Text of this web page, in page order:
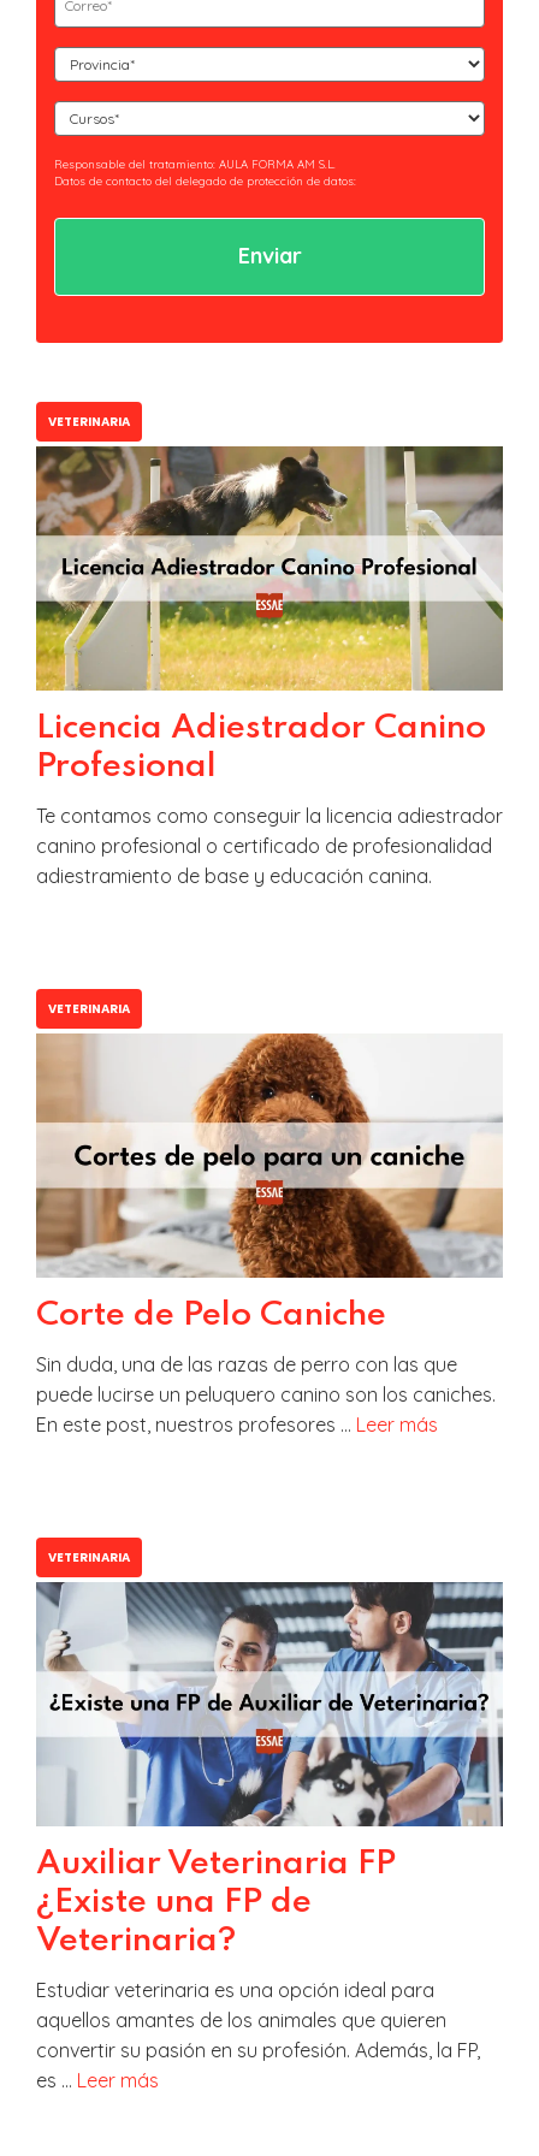
(Obligatorio)
Curso
Cursos
Responsable del tratamiento: AULA FORMA AM S.L.
Datos de contacto del delegado de protección de datos:
Legitimación: Tratamientos sometidos al cumplimiento de obligación legal
los derechos reconocidos por la normativa aplicable en la política de
VETERINARIA
Licencia Adiestrador Canino
Profesional
Te contamos como conseguir la licencia adiestrador
canino profesional o certificado de profesionalidad
adiestramiento de base y educación canina.
VETERINARIA
Corte de Pelo Caniche
Sin duda, una de las razas de perro con las que
puede lucirse un peluquero canino son los caniches.
En este post, nuestros profesores … Leer más
VETERINARIA
Auxiliar Veterinaria FP
¿Existe una FP de
Veterinaria?
Estudiar veterinaria es una opción ideal para
aquellos amantes de los animales que quieren
convertir su pasión en su profesión. Además, la FP,
es … Leer más